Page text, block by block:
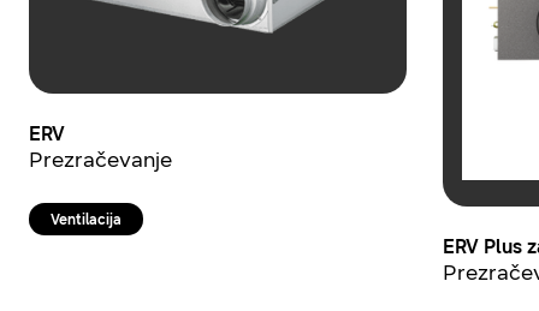
ERV
Prezračevanje
Ventilacija
ERV Plus